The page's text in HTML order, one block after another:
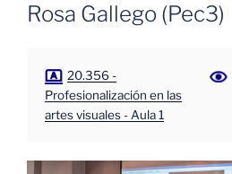
Rosa Gallego (Pec3)
20.356 -
Profesionalización en las
artes visuales - Aula 1